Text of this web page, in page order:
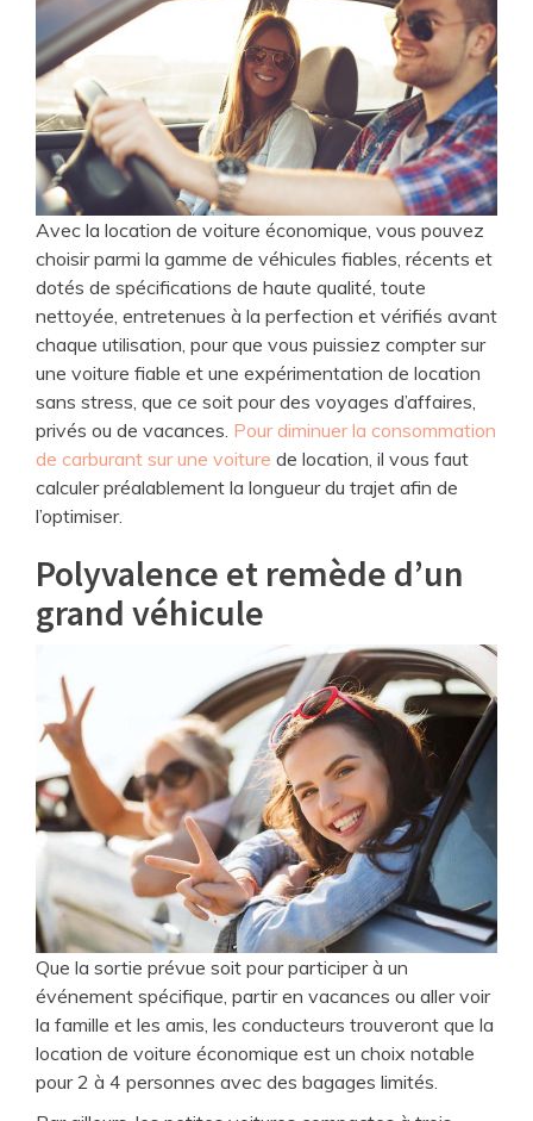
Avec la location de voiture économique, vous pouvez
choisir parmi la gamme de véhicules fiables, récents et
dotés de spécifications de haute qualité, toute
nettoyée, entretenues à la perfection et vérifiés avant
chaque utilisation, pour que vous puissiez compter sur
une voiture fiable et une expérimentation de location
sans stress, que ce soit pour des voyages d’affaires,
privés ou de vacances. Pour diminuer la consommation
de carburant sur une voiture de location, il vous faut
calculer préalablement la longueur du trajet afin de
l’optimiser.
Polyvalence et remède d’un
grand véhicule
Que la sortie prévue soit pour participer à un
événement spécifique, partir en vacances ou aller voir
la famille et les amis, les conducteurs trouveront que la
location de voiture économique est un choix notable
pour 2 à 4 personnes avec des bagages limités.